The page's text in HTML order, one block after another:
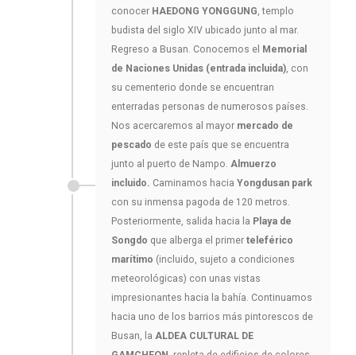
conocer HAEDONG YONGGUNG, templo
budista del siglo XIV ubicado junto al mar.
Regreso a Busan. Conocemos el Memorial
de Naciones Unidas (entrada incluida), con
su cementerio donde se encuentran
enterradas personas de numerosos países.
Nos acercaremos al mayor mercado de
pescado de este país que se encuentra
junto al puerto de Nampo. Almuerzo
incluido. Caminamos hacia Yongdusan park
con su inmensa pagoda de 120 metros.
Posteriormente, salida hacia la Playa de
Songdo que alberga el primer teleférico
marítimo (incluido, sujeto a condiciones
meteorológicas) con unas vistas
impresionantes hacia la bahía. Continuamos
hacia uno de los barrios más pintorescos de
Busan, la ALDEA CULTURAL DE